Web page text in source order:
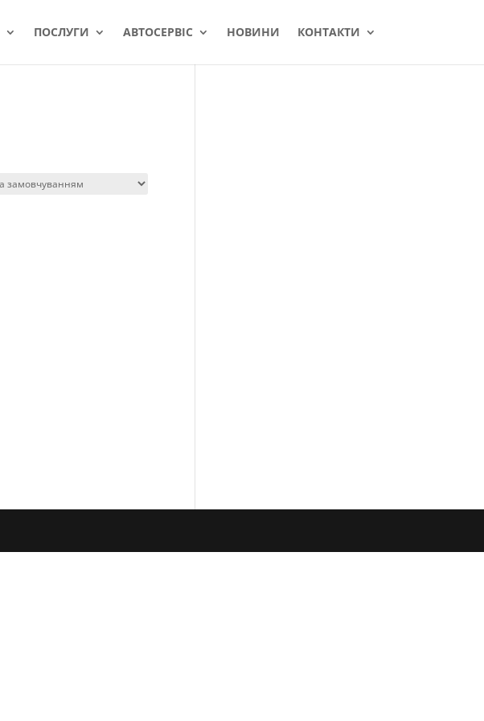
ПОСЛУГИ АВТОСЕРВІС НОВИНИ КОНТАКТИ